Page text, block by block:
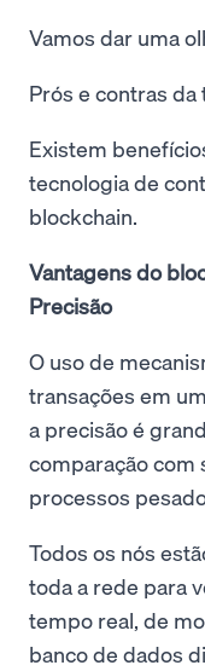
Vamos dar uma
Prós e contras
Existem
tecnologia de
blockchain.
Vantagens do
Precisão
O uso de
transações em
a precisão é
comparação com
processos
Todos os nós
toda a rede para
tempo real, de
banco de dados